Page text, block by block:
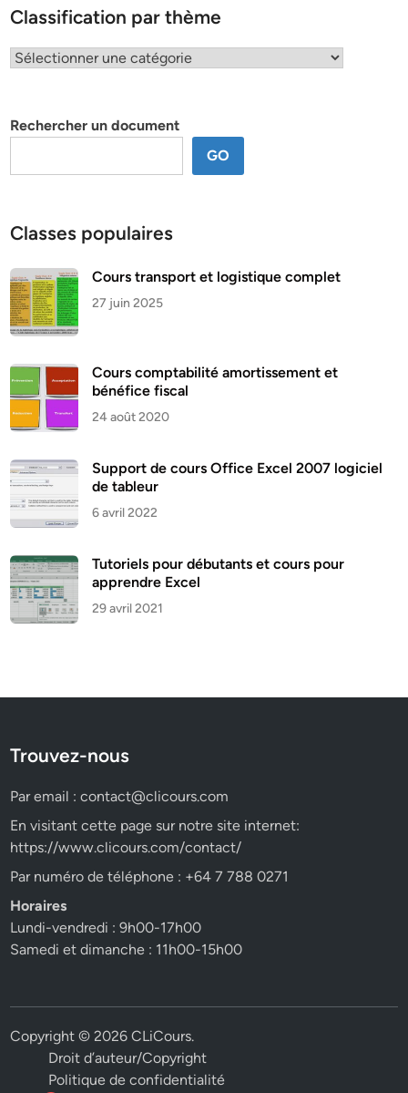
Classification par thème
Classification
Rechercher un document
GO
Classes populaires
Cours transport et logistique complet
27 juin 2025
Cours comptabilité amortissement et
bénéfice fiscal
24 août 2020
Support de cours Office Excel 2007 logiciel
de tableur
6 avril 2022
Tutoriels pour débutants et cours pour
apprendre Excel
29 avril 2021
Trouvez-nous
Par email :contact@clicours.com
En visitant cette page sur notre site internet:
https://www.clicours.com/contact/
Par numéro de téléphone : +64 7 788 0271
Horaires
Lundi-vendredi : 9h00-17h00
Samedi et dimanche : 11h00-15h00
Copyright © 2026CLiCours.
Droit d’auteur/Copyright
Politique de confidentialité